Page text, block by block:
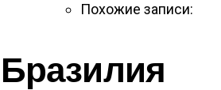
Похожие записи:
Бразилия